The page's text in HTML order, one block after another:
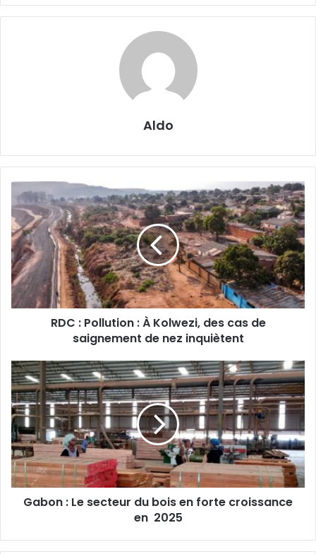
Aldo
Pollution
:
À
Kolwezi,
des
cas
de
saignement
inquiètent
RDC : Pollution : À Kolwezi, des cas de
saignement de nez inquiètent
Gabon
:
Le
secteur
du
bois
en
forte
croissance
enGabon : Le secteur du bois en forte croissance
en 2025